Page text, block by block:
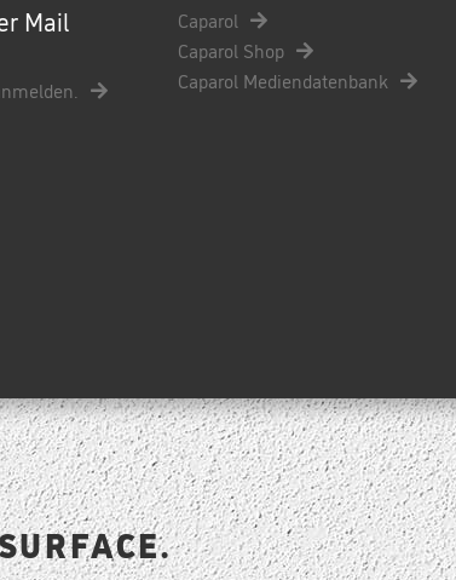
Mail
Caparol
Caparol Shop
Caparol Mediendatenbank